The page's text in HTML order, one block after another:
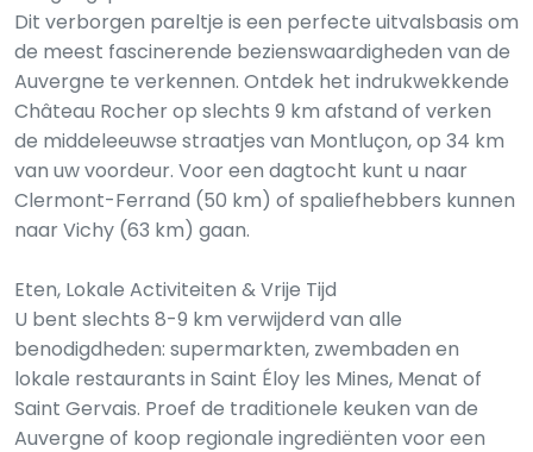
Dit verborgen pareltje is een perfecte uitvalsbasis om
de meest fascinerende bezienswaardigheden van de
Auvergne te verkennen. Ontdek het indrukwekkende
Château Rocher op slechts 9 km afstand of verken
de middeleeuwse straatjes van Montluçon, op 34 km
van uw voordeur. Voor een dagtocht kunt u naar
Clermont-Ferrand (50 km) of spaliefhebbers kunnen
naar Vichy (63 km) gaan.
Eten, Lokale Activiteiten & Vrije Tijd
U bent slechts 8-9 km verwijderd van alle
benodigdheden: supermarkten, zwembaden en
lokale restaurants in Saint Éloy les Mines, Menat of
Saint Gervais. Proef de traditionele keuken van de
Auvergne of koop regionale ingrediënten voor een